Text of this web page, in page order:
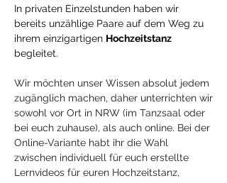
In privaten Einzelstunden haben wir
bereits unzählige Paare auf dem Weg zu
ihrem einzigartigen Hochzeitstanz
begleitet.
Wir möchten unser Wissen absolut jedem
zugänglich machen, daher unterrichten wir
sowohl vor Ort in NRW (im Tanzsaal oder
bei euch zuhause), als auch online. Bei der
Online-Variante habt ihr die Wahl
zwischen individuell für euch erstellte
Lernvideos für euren Hochzeitstanz,